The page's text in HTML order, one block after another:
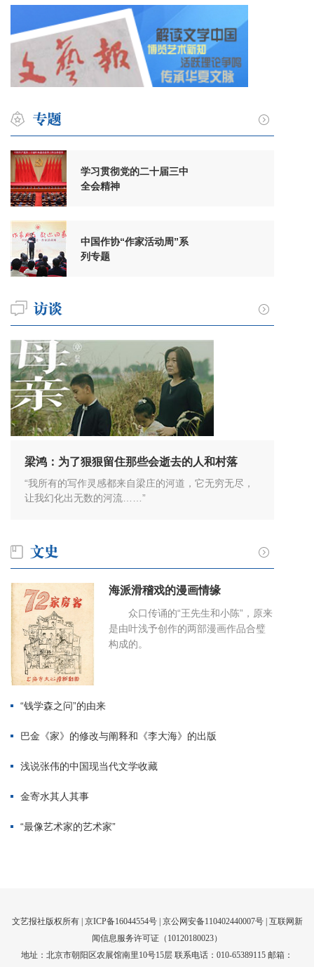
文艺报社版权所有 | 京ICP备16044554号| 京公网安备110402440007号 | 互联网新
闻信息服务许可证（10120180023）
地址：北京市朝阳区农展馆南里10号15层 联系电话：010-65389115 邮箱：